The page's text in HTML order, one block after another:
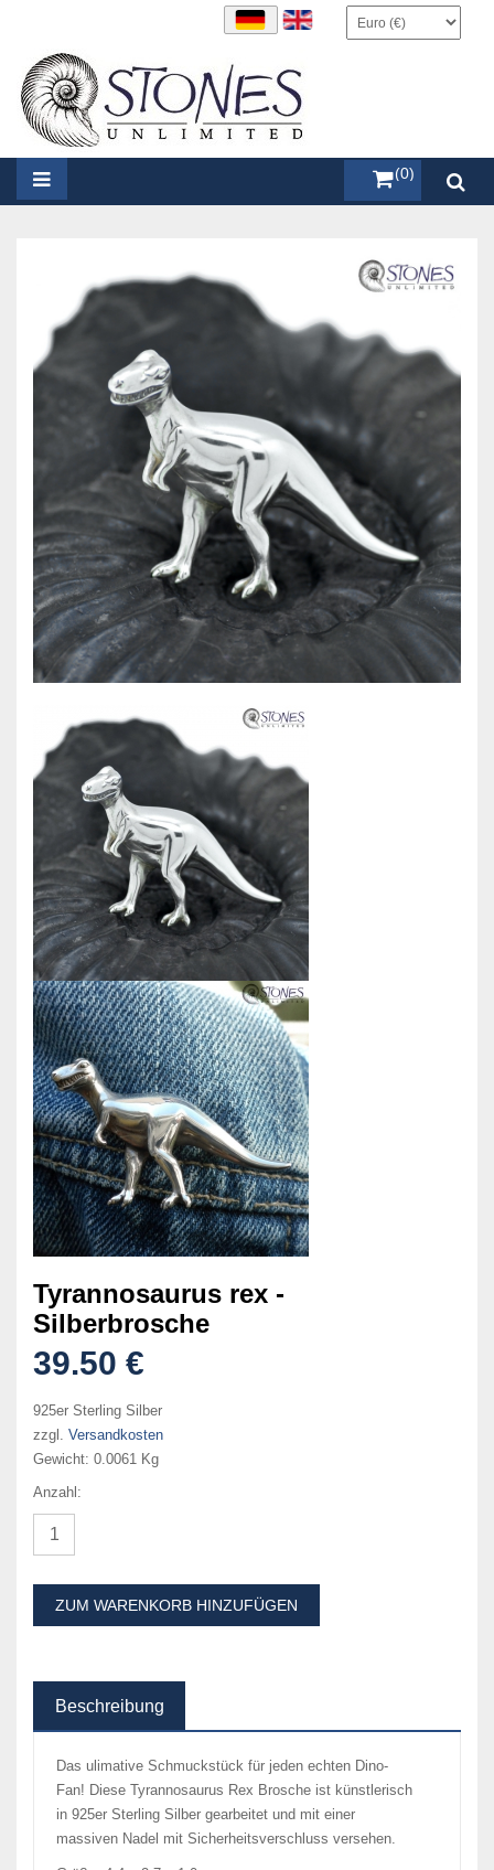
items (0)
Tyrannosaurus rex -
Silberbrosche
39.50 €
925er Sterling Silber
zzgl. Versandkosten
Gewicht: 0.0061 Kg
Anzahl:
ZUM WARENKORB HINZUFÜGEN
Beschreibung
Das ulimative Schmuckstück für jeden echten Dino-
Fan! Diese Tyrannosaurus Rex Brosche ist künstlerisch
in 925er Sterling Silber gearbeitet und mit einer
massiven Nadel mit Sicherheitsverschluss versehen.